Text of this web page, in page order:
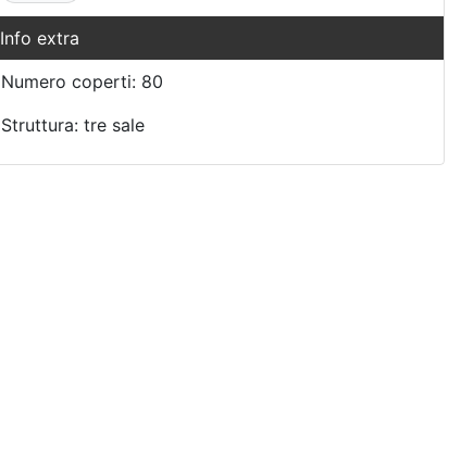
Info extra
Numero coperti: 80
Struttura: tre sale